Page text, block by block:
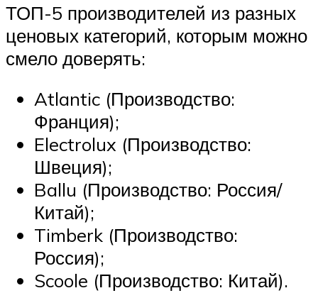
ТОП-5 производителей из разных
ценовых категорий, которым можно
смело доверять:
Atlantic (Производство:
Франция);
Electrolux (Производство:
Швеция);
Ballu (Производство: Россия/
Китай);
Timberk (Производство:
Россия);
Scoole (Производство: Китай).